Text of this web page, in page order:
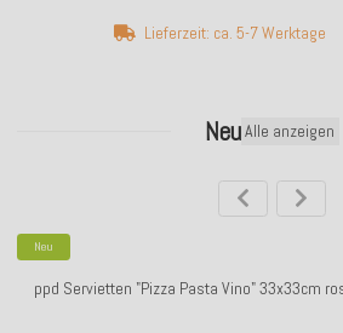
NeuAlle anzeigen
Neu
ppd Servietten "Pizza Pasta Vino" 33x33cm
Lieferzeit: ca. 5-7 Werktage